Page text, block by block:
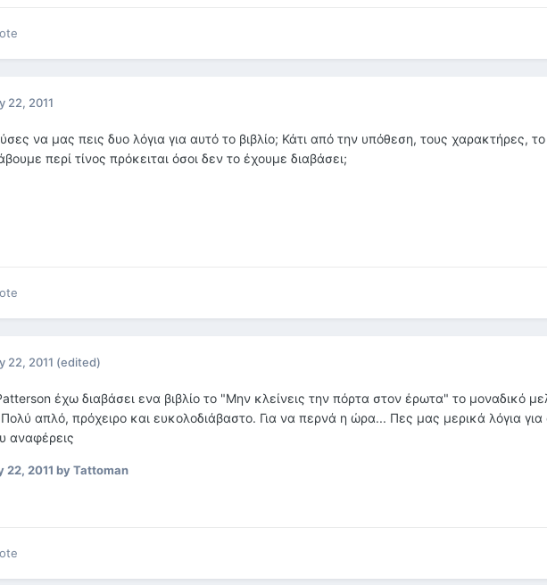
22, 2011
να μας πεις δυο λόγια για αυτό το βιβλίο; Κάτι από την υπόθεση, τους χαρακτήρες,
περί τίνος πρόκειται όσοι δεν το έχουμε διαβάσει;
22, 2011 (edited)
έχω διαβάσει ενα βιβλίο το "Μην κλείνεις την πόρτα στον έρωτα" το μοναδικό
Πολύ απλό, πρόχειρο και ευκολοδιάβαστο. Για να περνά η ώρα... Πες μας μερικά λόγια για
αναφέρεις
22, 2011 by Tattoman